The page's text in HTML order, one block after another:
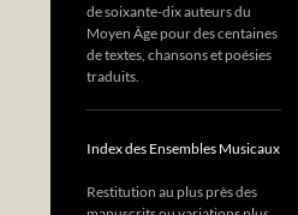
de soixante-dix auteurs du
Moyen Âge pour des centaines
de textes, chansons et poésies
traduits.
Index des Ensembles Musicaux
Restitution au plus près des